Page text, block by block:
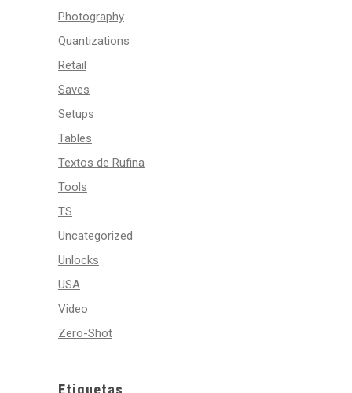
Photography
Quantizations
Retail
Saves
Setups
Tables
Textos de Rufina
Tools
TS
Uncategorized
Unlocks
USA
Video
Zero-Shot
Etiquetas